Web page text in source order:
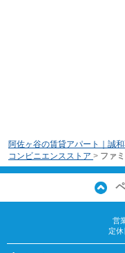
阿佐ヶ谷の賃貸アパート｜誠
コンビニエンスストア > ファ
営
定休